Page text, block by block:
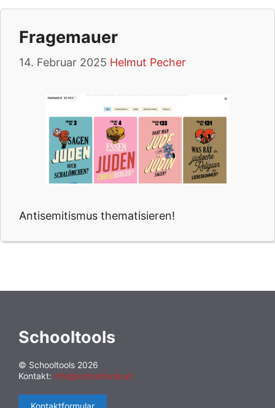
Fragemauer
14. Februar 2025 Helmut Pecher
Antisemitismus thematisieren!
Schooltools
© Schooltools 2026
Kontakt: info@schooltools.at
Kontaktformular